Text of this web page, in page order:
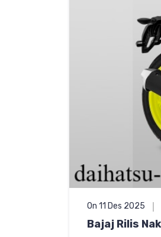
On 11 Des 2025
Bajaj Rilis